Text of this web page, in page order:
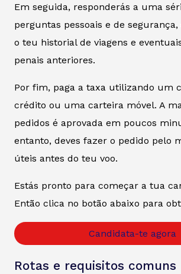
Em seguida, responderás a uma
perguntas pessoais e de
o teu historial de viagens e
penais anteriores.
Por fim, paga a taxa utilizando um
crédito ou uma carteira móvel. A
pedidos é aprovada em poucos
entanto, deves fazer o pedido pelo
úteis antes do teu voo.
Estás pronto para começar a tua
Então clica no botão abaixo para
Candidata-te agora
Rotas e requisitos comuns